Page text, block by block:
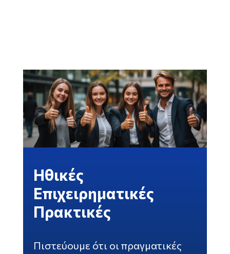
Ηθικές
Επιχειρηματικές
Πρακτικές
Πιστεύουμε ότι οι πραγματικές